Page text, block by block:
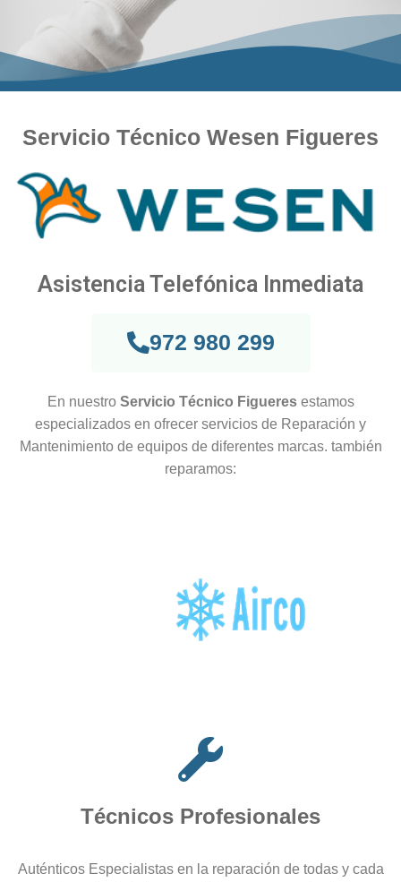
Servicio Técnico Wesen Figueres
Asistencia Telefónica Inmediata
972 980 299
En nuestro Servicio Técnico Figueres estamos
especializados en ofrecer servicios de Reparación y
Mantenimiento de equipos de diferentes marcas. también
reparamos:
Técnicos Profesionales
Auténticos Especialistas en la reparación de todas y cada